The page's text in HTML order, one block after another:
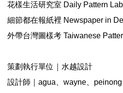
花樣生活研究室 Daily Pattern Lab
細節都在報紙裡 Newspaper in
外帶台灣圖樣考 Taiwanese
策劃執行單位｜水越設計
設計師｜agua、wayne、